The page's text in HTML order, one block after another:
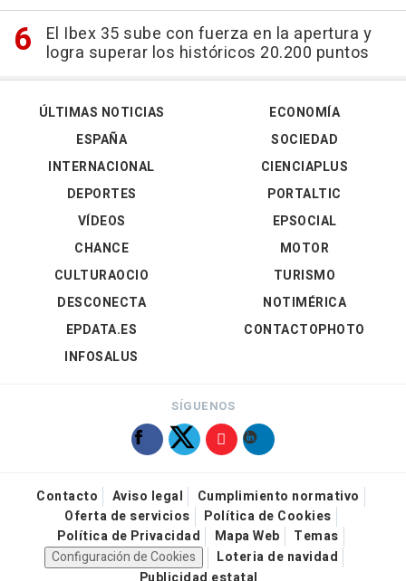
El Ibex 35 sube con fuerza en la apertura y
logra superar los históricos 20.200 puntos
ÚLTIMAS NOTICIAS
ESPAÑA
INTERNACIONAL
DEPORTES
VÍDEOS
ECONOMÍA
SOCIEDAD
CIENCIAPLUS
PORTALTIC
EPSOCIAL
CHANCE
CULTURAOCIO
DESCONECTA
EPDATA.ES
INFOSALUS
MOTOR
TURISMO
NOTIMÉRICA
CONTACTOPHOTO
SÍGUENOS
Contacto Aviso legal
Cumplimiento normativo
Oferta de servicios
Política de Cookies
Política de Privacidad
Mapa Web
Temas
Configuración de Cookies
Loteria de navidad